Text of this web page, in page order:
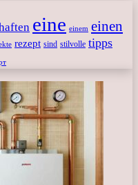
eine einem einen
rezept sind stilvolle tipps